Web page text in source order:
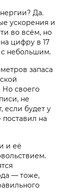
Да.
ускорения и
во всём, но
цифру в 17
с небольшим.
запаса
Но своего
не
если будет у
поставил на
и её
— тоже,